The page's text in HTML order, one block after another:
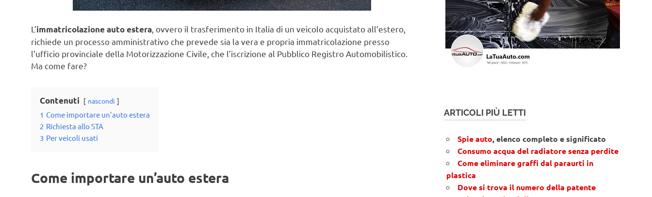
L’immatricolazione auto estera, ovvero il trasferimento in Italia di un veicolo acquistato all’estero,
richiede un processo amministrativo che prevede sia la vera e propria immatricolazione presso
l’ufficio provinciale della Motorizzazione Civile, che l’iscrizione al Pubblico Registro Automobilistico.
Ma come fare?
Contenuti nascondi
1 Come importare un’auto estera
2 Richiesta allo STA
3 Per veicoli usati
Come importare un’auto estera
ARTICOLI PIÙ LETTI
Spie auto, elenco completo e significato
Consumo acqua del radiatore senza perdite
Come eliminare graffi dal paraurti in
plastica
Dove si trova il numero della patente